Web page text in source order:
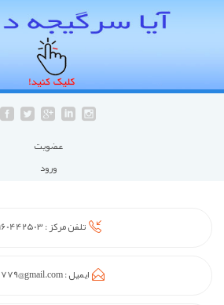
عضويت
ورود
تلفن مرکز :
ایمیل :